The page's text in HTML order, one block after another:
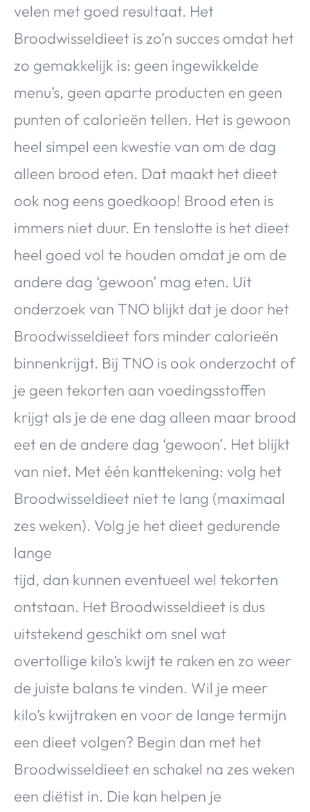
velen met goed resultaat. Het
Broodwisseldieet is zo’n succes omdat het
zo gemakkelijk is: geen ingewikkelde
menu’s, geen aparte producten en geen
punten of calorieën tellen. Het is gewoon
heel simpel een kwestie van om de dag
alleen brood eten. Dat maakt het dieet
ook nog eens goedkoop! Brood eten is
immers niet duur. En tenslotte is het dieet
heel goed vol te houden omdat je om de
andere dag ‘gewoon’ mag eten. Uit
onderzoek van TNO blijkt dat je door het
Broodwisseldieet fors minder calorieën
binnenkrijgt. Bij TNO is ook onderzocht of
je geen tekorten aan voedingsstoffen
krijgt als je de ene dag alleen maar brood
eet en de andere dag ‘gewoon’. Het blijkt
van niet. Met één kanttekening: volg het
Broodwisseldieet niet te lang (maximaal
zes weken). Volg je het dieet gedurende
lange
tijd, dan kunnen eventueel wel tekorten
ontstaan. Het Broodwisseldieet is dus
uitstekend geschikt om snel wat
overtollige kilo’s kwijt te raken en zo weer
de juiste balans te vinden. Wil je meer
kilo’s kwijtraken en voor de lange termijn
een dieet volgen? Begin dan met het
Broodwisseldieet en schakel na zes weken
een diëtist in. Die kan helpen je